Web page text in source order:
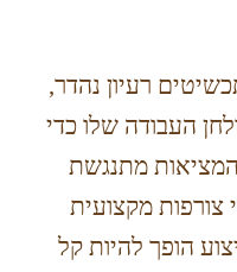
רעיון נהדר,
העבודה שלו כדי
מתנגשת
צורפות מקצועית
הופך להיות קל